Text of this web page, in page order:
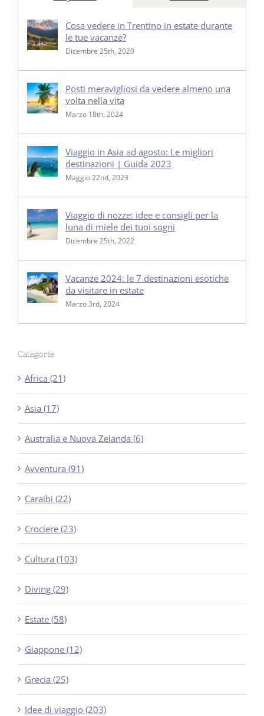
Cosa vedere in Trentino in estate durante
le tue vacanze?
Dicembre 25th, 2020
Posti meravigliosi da vedere almeno una
volta nella vita
Marzo 18th, 2024
Viaggio in Asia ad agosto: Le migliori
destinazioni | Guida 2023
Maggio 22nd, 2023
Viaggio di nozze: idee e consigli per la
luna di miele dei tuoi sogni
Dicembre 25th, 2022
Vacanze 2024: le 7 destinazioni esotiche
da visitare in estate
Marzo 3rd, 2024
Categorie
Africa (21)
Asia (17)
Australia e Nuova Zelanda (6)
Avventura (91)
Caraibi (22)
Crociere (23)
Cultura (103)
Diving (29)
Estate (58)
Giappone (12)
Grecia (25)
Idee di viaggio (203)